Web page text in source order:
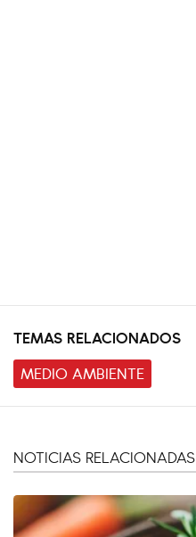
TEMAS RELACIONADOS
MEDIO AMBIENTE
NOTICIAS RELACIONADAS